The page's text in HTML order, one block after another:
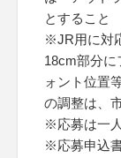
とすること
※JR用に対
18cm部分に
ォント位置
の調整は、
※応募は一
※応募申込